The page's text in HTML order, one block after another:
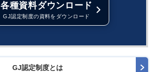
各種資料ダウンロード
GJ認定制度の資料をダウンロード
GJ認定制度とは